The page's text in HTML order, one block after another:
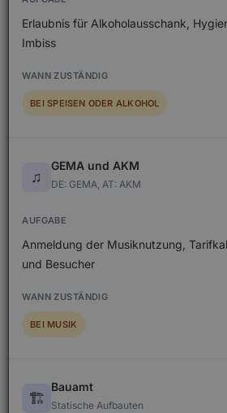
Erlaubnis für Alkoholausschank,
Imbiss
BEI SPEISEN ODER ALKOHOL
♫
GEMA und AKM
DE: GEMA, AT: AKM
Anmeldung der Musiknutzung,
und Besucher
BEI MUSIK
🏗️
Bauamt
Statische Aufbauten